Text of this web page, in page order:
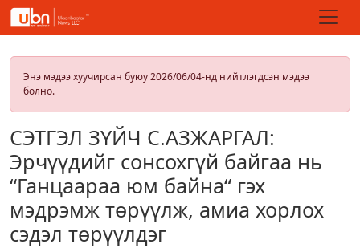
Энэ мэдээ хуучирсан буюу 2026/06/04-нд нийтлэгдсэн мэдээ
болно.
СЭТГЭЛ ЗҮЙЧ С.АЗЖАРГАЛ:
Эрчүүдийг сонсохгүй байгаа нь
“Ганцаараа юм байна“ гэх
мэдрэмж төрүүлж, амиа хорлох
сэдэл төрүүлдэг